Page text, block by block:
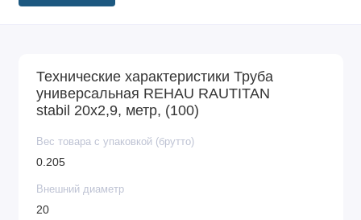
Технические характеристики Труба
универсальная REHAU RAUTITAN
stabil 20х2,9, метр, (100)
Вес товара с упаковкой (брутто)
0.205
Внешний диаметр
20